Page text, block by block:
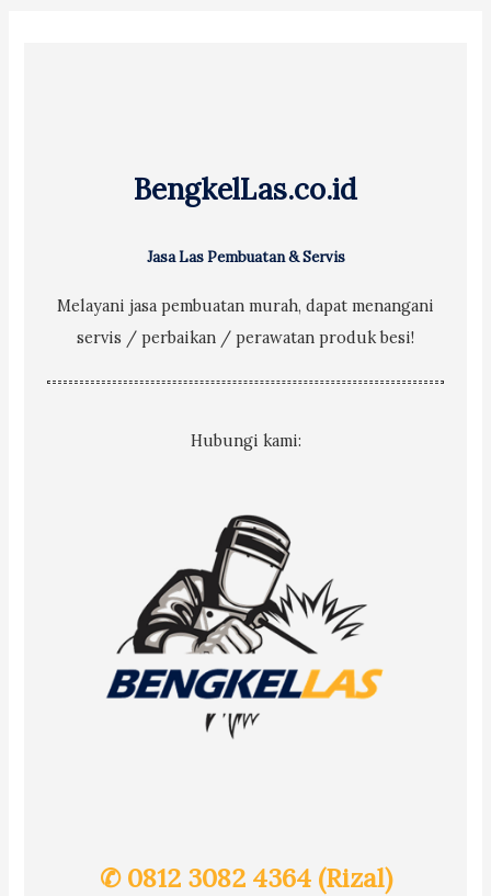
BengkelLas.co.id
Jasa Las Pembuatan & Servis
Melayani jasa pembuatan murah, dapat menangani
servis / perbaikan / perawatan produk besi!
Hubungi kami:
✆ 0812 3082 4364 (Rizal)